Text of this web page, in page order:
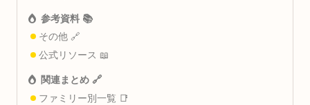
参考資料 📚
その他 🔗
公式リソース 📖
関連まとめ 🔗
ファミリー別一覧 📑